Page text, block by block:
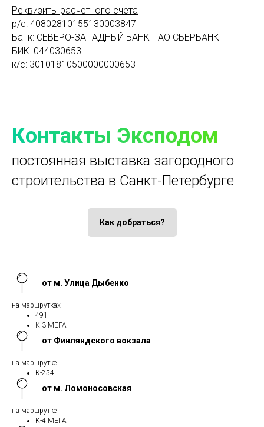
Реквизиты расчетного счета
р/с: 40802810155130003847
Банк: СЕВЕРО-ЗАПАДНЫЙ БАНК ПАО СБЕРБАНК
БИК: 044030653
к/с: 30101810500000000653
Контакты Эксподом
постоянная выставка загородного
строительства в Санкт-Петербурге
Как добраться?
от м. Улица Дыбенко
на маршрутках
491
К-3 МЕГА
от Финляндского вокзала
на маршрутке
К-254
от м. Ломоносовская
на маршрутке
К-4 МЕГА